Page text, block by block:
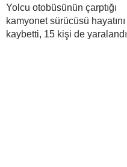
Yolcu otobüsünün çarptığı
kamyonet sürücüsü hayatını
kaybetti, 15 kişi de yaralandı